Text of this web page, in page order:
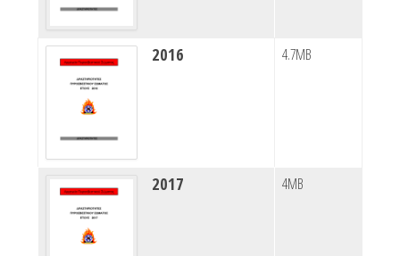
2016 4.7MB
2017 4MB